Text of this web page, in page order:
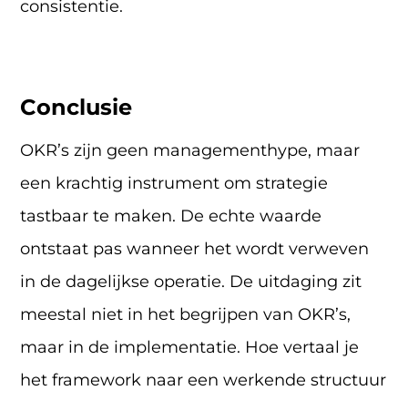
consistentie.
Conclusie
OKR’s zijn geen managementhype, maar
een krachtig instrument om strategie
tastbaar te maken. De echte waarde
ontstaat pas wanneer het wordt verweven
in de dagelijkse operatie. De uitdaging zit
meestal niet in het begrijpen van OKR’s,
maar in de implementatie. Hoe vertaal je
het framework naar een werkende structuur